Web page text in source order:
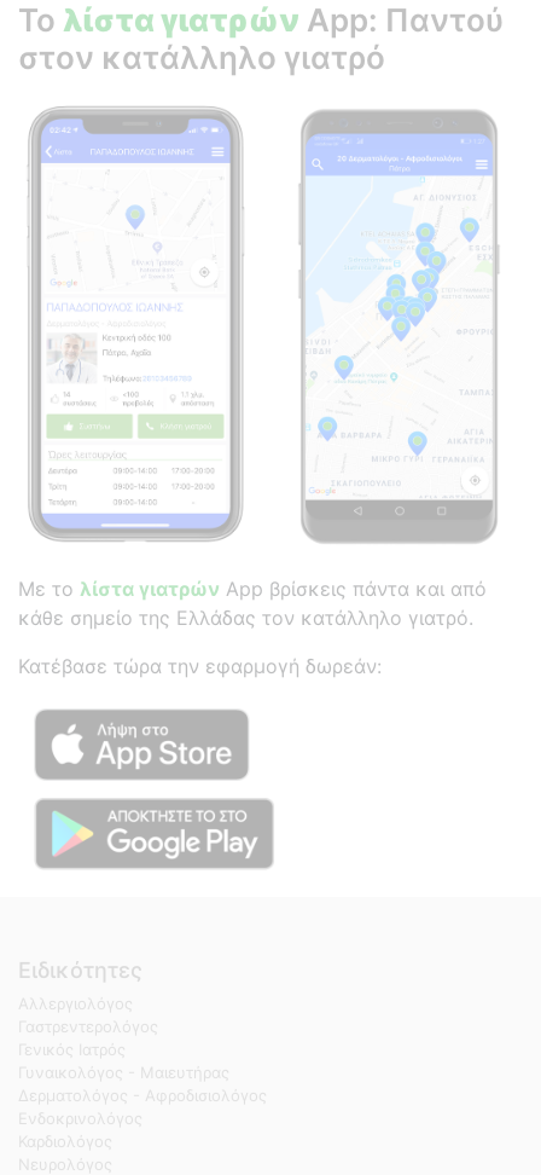
Το λίστα γιατρών App: Παντού
στον κατάλληλο γιατρό
Με το λίστα γιατρών App βρίσκεις πάντα και από
κάθε σημείο της Ελλάδας τον κατάλληλο γιατρό.
Κατέβασε τώρα την εφαρμογή δωρεάν:
Ειδικότητες
Αλλεργιολόγος
Γαστρεντερολόγος
Γενικός Ιατρός
Γυναικολόγος - Μαιευτήρας
Δερματολόγος - Αφροδισιολόγος
Ενδοκρινολόγος
Καρδιολόγος
Νευρολόγος